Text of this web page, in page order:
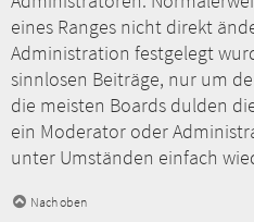
eines Ranges nicht direkt
Administration festgelegt
sinnlosen Beiträge, nur um
die meisten Boards dulden
ein Moderator oder
unter Umständen einfach
Nach oben